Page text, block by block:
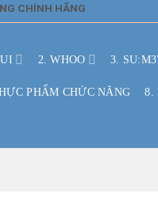
CHÍNH HÃNG
2. WHOO 3.
PHẨM CHỨC NĂNG 8.